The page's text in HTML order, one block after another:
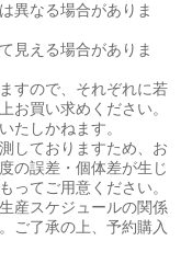
異なる場合がありま
見える場合がありま
すので、それぞれに若
お買い求めください。
たしかねます。
しておりますため、お
の誤差・個体差が生じ
ってご用意ください。
産スケジュールの関係
ご了承の上、予約購入